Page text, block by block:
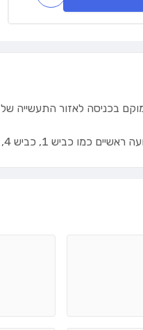
1, כביש 4, נתיבי איילון וכביש 44.